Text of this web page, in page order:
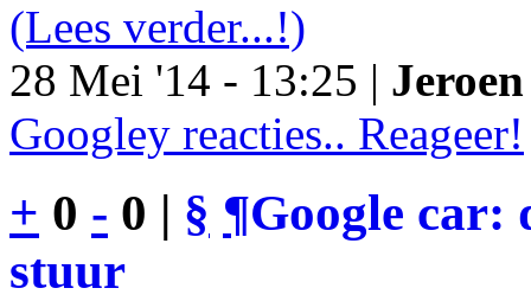
(Lees verder...!)
28 Mei '14 - 13:25 |
Googley reacties.. Reageer!
+ 0 - 0 | § ¶Google car:
stuur